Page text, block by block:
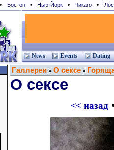
• Бостон • Нью-Йорк • Чикаго •
News Events Dating
Галлереи » О сексе »
О сексе
<< назад